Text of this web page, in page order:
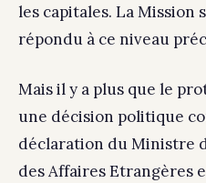
les capitales. La Mission
répondu à ce niveau
Mais il y a plus que le
une décision politique
déclaration du Ministre
des Affaires Etrangères